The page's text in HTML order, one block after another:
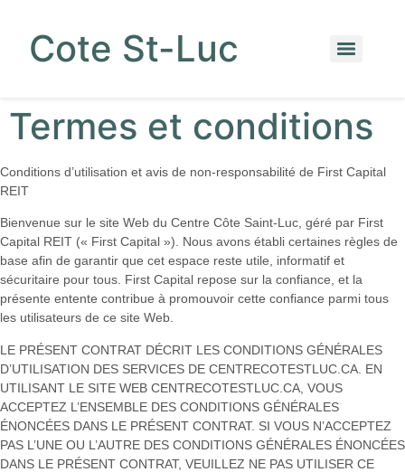
Cote St-Luc
Termes et conditions
Conditions d’utilisation et avis de non-responsabilité de First Capital
REIT
Bienvenue sur le site Web du Centre Côte Saint-Luc, géré par First
Capital REIT (« First Capital »). Nous avons établi certaines règles de
base afin de garantir que cet espace reste utile, informatif et
sécuritaire pour tous. First Capital repose sur la confiance, et la
présente entente contribue à promouvoir cette confiance parmi tous
les utilisateurs de ce site Web.
LE PRÉSENT CONTRAT DÉCRIT LES CONDITIONS GÉNÉRALES
D’UTILISATION DES SERVICES DE CENTRECOTESTLUC.CA. EN
UTILISANT LE SITE WEB CENTRECOTESTLUC.CA, VOUS
ACCEPTEZ L’ENSEMBLE DES CONDITIONS GÉNÉRALES
ÉNONCÉES DANS LE PRÉSENT CONTRAT. SI VOUS N’ACCEPTEZ
PAS L’UNE OU L’AUTRE DES CONDITIONS GÉNÉRALES ÉNONCÉES
DANS LE PRÉSENT CONTRAT, VEUILLEZ NE PAS UTILISER CE